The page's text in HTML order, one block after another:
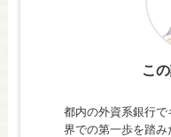
こ
都内の外資系銀行
界での第一歩を踏み